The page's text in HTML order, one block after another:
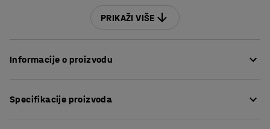
PRIKAŽI VIŠE
Informacije o proizvodu
rezultat je vlastitog dizajna u AJ. Paletni regal je vrlo
Specifikacije proizvoda